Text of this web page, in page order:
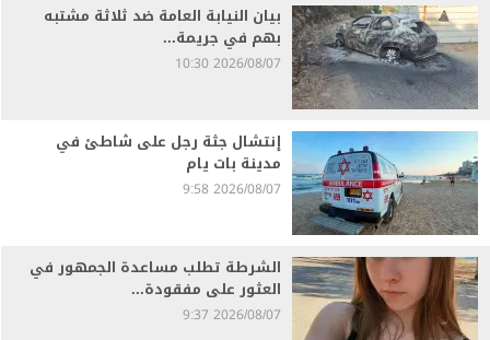
بيان النيابة العامة ضد ثلاثة مشتبه
بهم في جريمة...
2026/08/07 10:30
إنتشال جثة رجل على شاطئ في
مدينة بات يام
2026/08/07 9:58
الشرطة تطلب مساعدة الجمهور في
العثور على مفقودة...
2026/08/07 9:37